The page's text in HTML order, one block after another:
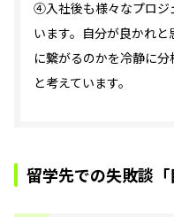
④入社後も様々なプロジ
います。自分が良かれ
に繋がるのかを冷静に
と考えています。
留学先での失敗談「